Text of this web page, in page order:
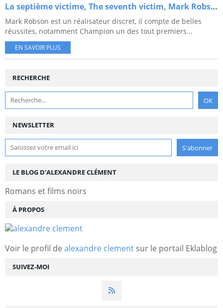
La septième victime, The seventh victim, Mark Robson, 1943
Mark Robson est un réalisateur discret, il compte de belles
réussites, notamment Champion un des tout premiers...
EN SAVOIR PLUS
NEWSLETTER
SUIVEZ-MOI
RECHERCHE
LE BLOG D'ALEXANDRE CLÉMENT
Romans et films noirs
À PROPOS
Voir le profil de alexandre clement sur le portail Eklablog